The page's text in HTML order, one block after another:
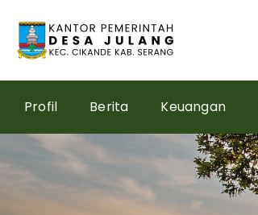
content
Profil Berita Keuangan